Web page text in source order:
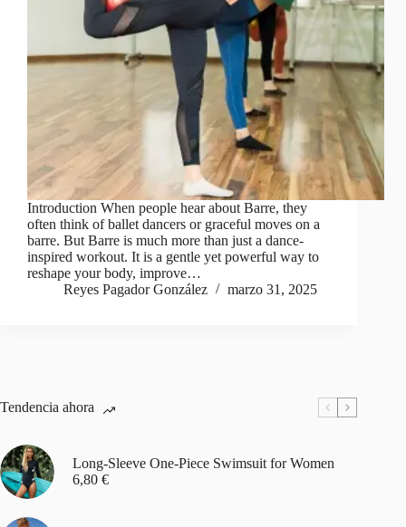
Introduction When people hear about Barre, they
often think of ballet dancers or graceful moves on a
barre. But Barre is much more than just a dance-
inspired workout. It is a gentle yet powerful way to
reshape your body, improve…
Reyes Pagador González
marzo 31, 2025
Tendencia ahora
Long-Sleeve One-Piece Swimsuit for Women
6,80 €